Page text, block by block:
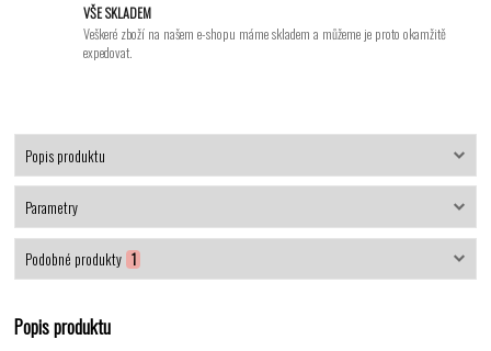
VŠE SKLADEM
Veškeré zboží na našem e-shopu máme skladem a můžeme je proto okamžitě
expedovat.
Popis produktu
Parametry
Podobné produkty 1
Popis produktu